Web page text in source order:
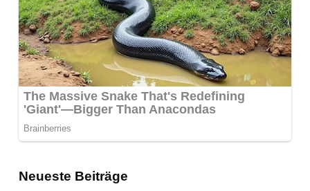
Neueste Beiträge